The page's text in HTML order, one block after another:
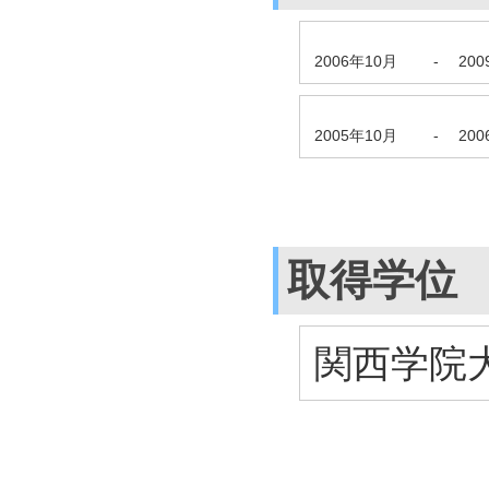
2006年10月 -
2005年10月 -
取得学位
関西学院